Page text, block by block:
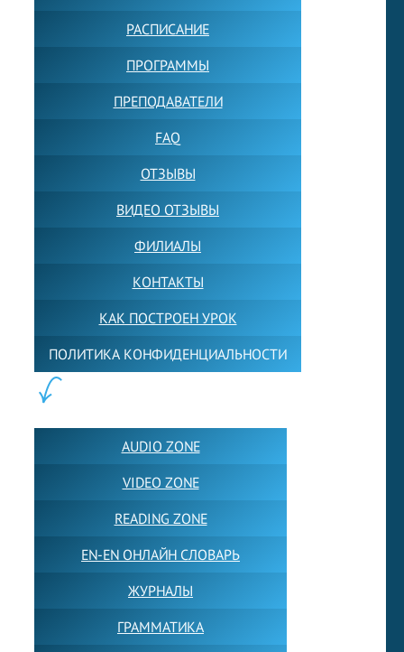
РАСПИСАНИЕ
ПРОГРАММЫ
ПРЕПОДАВАТЕЛИ
FAQ
ОТЗЫВЫ
ВИДЕО ОТЗЫВЫ
ФИЛИАЛЫ
КОНТАКТЫ
КАК ПОСТРОЕН УРОК
ПОЛИТИКА КОНФИДЕНЦИАЛЬНОСТИ
AUDIO ZONE
VIDEO ZONE
READING ZONE
EN-EN ОНЛАЙН СЛОВАРЬ
ЖУРНАЛЫ
ГРАММАТИКА